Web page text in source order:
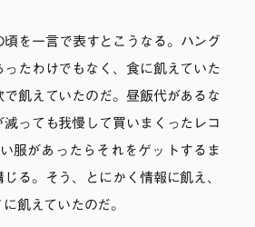
頃を一言で表すとこうなる。ハング
ったわけでもなく、食に飢えていた
で飢えていたのだ。昼飯代があるな
減っても我慢して買いまくったレコ
服があったらそれをゲットするま
る。そう、とにかく情報に飢え、
飢えていたのだ。